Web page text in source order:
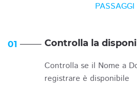
PASSAGGI
01 Controlla la
Controlla se il Nome a
registrare è disponibile